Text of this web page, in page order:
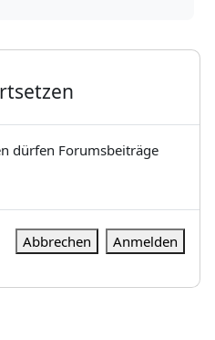
dürfen Forumsbeiträge
Abbrechen Anmelden